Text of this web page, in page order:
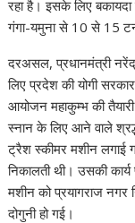
रहा है। इसके लिए
गंगा-यमुना से 10 से 15
दरअसल, प्रधानमंत्री
लिए प्रदेश की योगी
आयोजन महाकुम्भ की
स्नान के लिए आने वाले
ट्रैश स्कीमर मशीन लगाई
निकालती थी। उसकी
मशीन को प्रयागराज नगर
दोगुनी हो गई।